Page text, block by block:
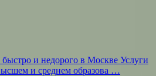
и недорого в Москве Услуги
и среднем образова …